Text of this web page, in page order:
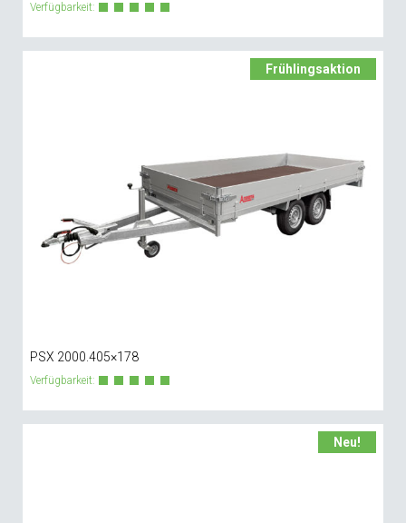
Verfügbarkeit:
Frühlingsaktion
PSX 2000.405×178
Verfügbarkeit:
Neu!